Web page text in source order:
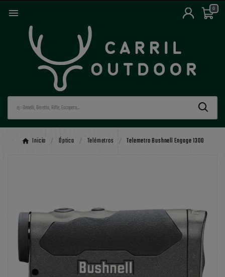
 0
Inicio Óptica Telémetros Telemetro Bushnell Engage 1300